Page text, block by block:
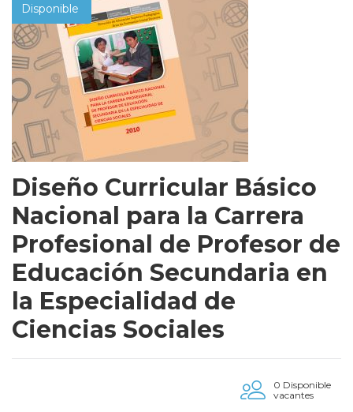
Disponible
Diseño Curricular Básico
Nacional para la Carrera
Profesional de Profesor de
Educación Secundaria en
la Especialidad de
Ciencias Sociales
0 Disponible
vacantes